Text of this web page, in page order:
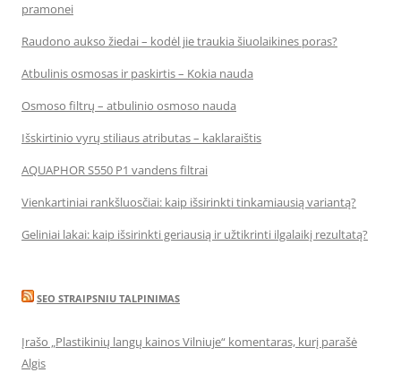
pramonei
Raudono aukso žiedai – kodėl jie traukia šiuolaikines poras?
Atbulinis osmosas ir paskirtis – Kokia nauda
Osmoso filtrų – atbulinio osmoso nauda
Išskirtinio vyrų stiliaus atributas – kaklaraištis
AQUAPHOR S550 P1 vandens filtrai
Vienkartiniai rankšluosčiai: kaip išsirinkti tinkamiausią variantą?
Geliniai lakai: kaip išsirinkti geriausią ir užtikrinti ilgalaikį rezultatą?
SEO STRAIPSNIU TALPINIMAS
Įrašo „Plastikinių langų kainos Vilniuje“ komentaras, kurį parašė
Algis